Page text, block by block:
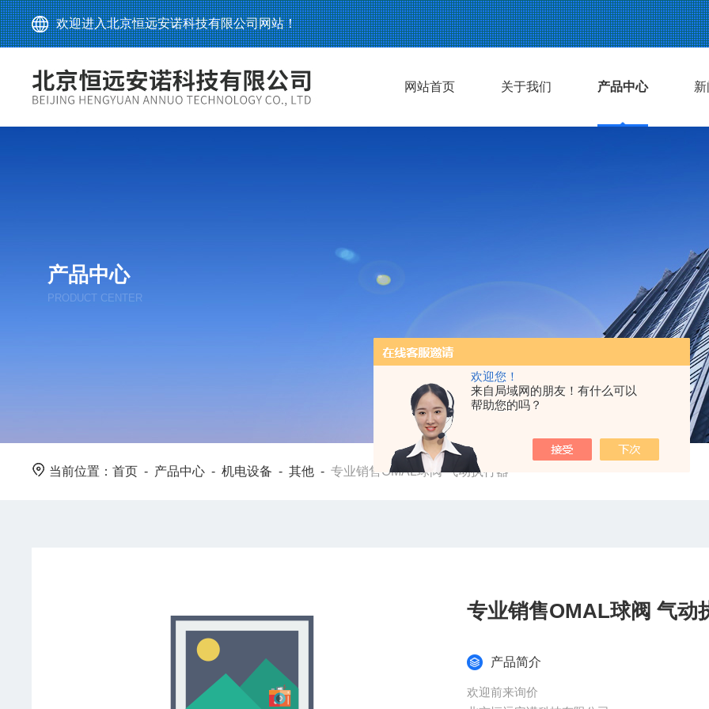
欢迎您！
来自局域网的朋友！有什么可以
帮助您的吗？
欢迎进入北京恒远安诺科技有限公司网站！
网站首页 关于我们 产品中心
产品中心
PRODUCT CENTER
当前位置：首页 - 产品中心 -机电设备 -其他 -专业销售OMAL球阀 气动执行器
专业销售OMAL球阀 气动
产品简介
欢迎前来询价